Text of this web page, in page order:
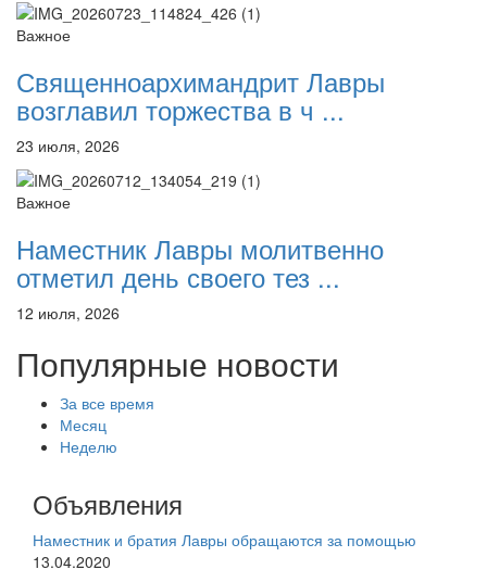
Важное
Священноархимандрит Лавры
возглавил торжества в ч ...
23 июля, 2026
Важное
Наместник Лавры молитвенно
отметил день своего тез ...
12 июля, 2026
Популярные новости
За все время
Месяц
Неделю
Объявления
Наместник и братия Лавры обращаются за помощью
13.04.2020